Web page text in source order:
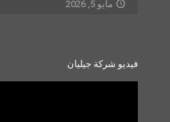
مايو 5, 2026
فيديو شركة جيليان